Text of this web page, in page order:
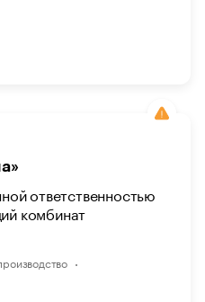
ответственностью
комбинат